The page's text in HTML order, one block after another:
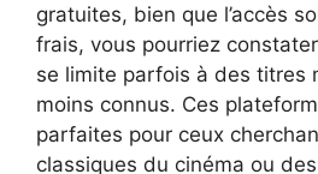
gratuites, bien que l’accès
frais, vous pourriez
se limite parfois à des titres
moins connus. Ces
parfaites pour ceux
classiques du cinéma ou